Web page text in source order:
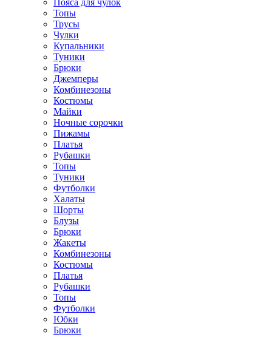
Топы
Трусы
Чулки
Купальники
Туники
Брюки
Джемперы
Комбинезоны
Костюмы
Майки
Ночные сорочки
Пижамы
Платья
Рубашки
Топы
Туники
Футболки
Халаты
Шорты
Блузы
Брюки
Жакеты
Комбинезоны
Костюмы
Платья
Рубашки
Топы
Футболки
Юбки
Брюки